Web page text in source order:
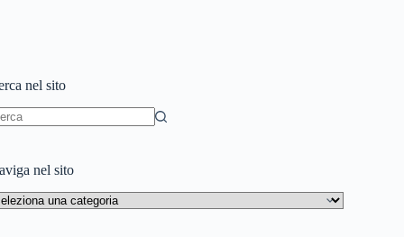
nel sito
nel sito